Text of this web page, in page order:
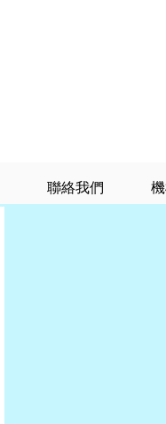
聯絡我們